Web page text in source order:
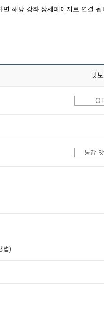
면 해당 강좌 상세페이지로 연결 됩
맛보
OT
통강
법)